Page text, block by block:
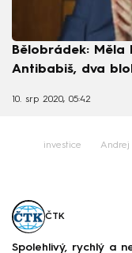
Bělobrádek:
Antibabiš, dva
10. srp 2020, 05:42
investice Andrej
ČTK
Spolehlivý, rychlý a